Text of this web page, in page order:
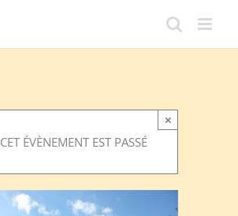
CET ÉVÈNEMENT EST PASSÉ
×